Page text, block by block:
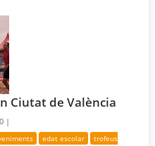
Ciutat de València
|
edat escolar
trofeus